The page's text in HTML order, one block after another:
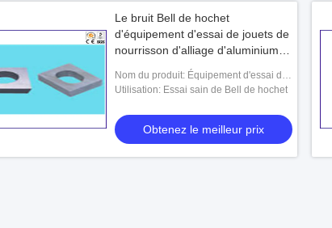
Le bruit Bell de hochet
d'équipement d'essai de jouets de
nourrisson d'alliage d'aluminium
joue l'appareil de contrôle
Nom du produit: Équipement d'essai de
jouets
Utilisation: Essai sain de Bell de hochet
Obtenez le meilleur prix